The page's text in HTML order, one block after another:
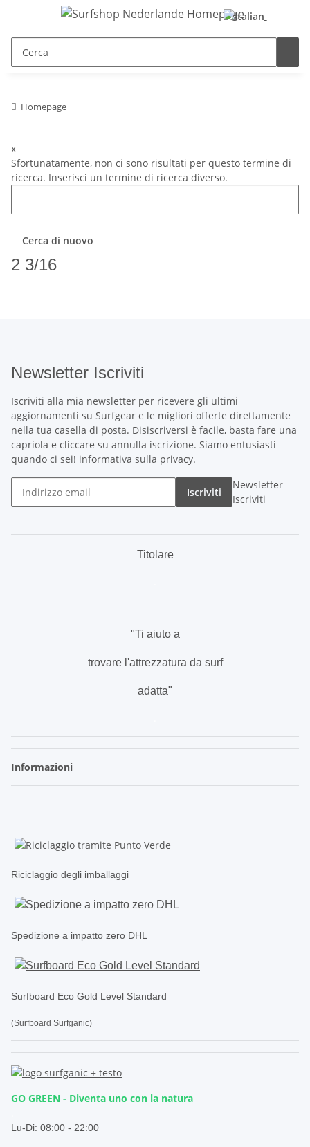
Homepage
x
Sfortunatamente, non ci sono risultati per questo termine di
ricerca. Inserisci un termine di ricerca diverso.
Cerca di nuovo
2 3/16
Newsletter Iscriviti
Iscriviti alla mia newsletter per ricevere gli ultimi
aggiornamenti su Surfgear e le migliori offerte direttamente
nella tua casella di posta. Disiscriversi è facile, basta fare una
capriola e cliccare su annulla iscrizione. Siamo entusiasti
quando ci sei! informativa sulla privacy.
Iscriviti
Newsletter
Iscriviti
Titolare
"Ti aiuto a
trovare l'attrezzatura da surf
adatta"
Informazioni
Riciclaggio degli imballaggi
Spedizione a impatto zero DHL
Surfboard Eco Gold Level Standard
(Surfboard Surfganic)
GO GREEN - Diventa uno con la natura
Lu-Di: 08:00 - 22:00